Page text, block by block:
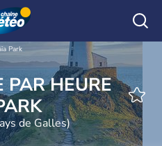
Park
PAR HEURE
de Galles)